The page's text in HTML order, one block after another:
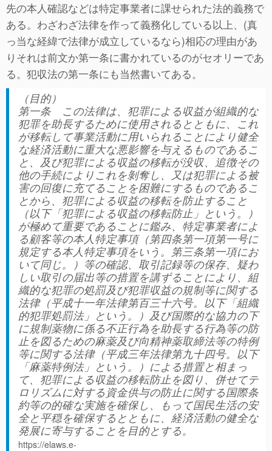
先の本人確認などは特定事業者に課せられた法的義務で
ある。わざわざ法律を作って義務化している以上、(真
っ当な経緯で法律が成立しているなら)相応の理由があ
りそれは前文か第一条に書かれているのがセオリーであ
る。犯収法の第一条にも当然書いてある。
（目的）
第一条 この法律は、犯罪による収益が組織的な
犯罪を助長するために使用されるとともに、これ
が移転して事業活動に用いられることにより健全
な経済活動に重大な悪影響を与えるものであるこ
と、及び犯罪による収益の移転が没収、追徴その
他の手続によりこれを剝奪し、又は犯罪による被
害の回復に充てることを困難にするものであるこ
とから、犯罪による収益の移転を防止すること
（以下「犯罪による収益の移転防止」という。）
が極めて重要であることに鑑み、特定事業者によ
る顧客等の本人特定事項（第四条第一項第一号に
規定する本人特定事項をいう。第三条第一項にお
いて同じ。）等の確認、取引記録等の保存、疑わ
しい取引の届出等の措置を講ずることにより、組
織的な犯罪の処罰及び犯罪収益の規制等に関する
法律（平成十一年法律第百三十六号。以下「組織
的犯罪処罰法」という。）及び国際的な協力の下
に規制薬物に係る不正行為を助長する行為等の防
止を図るための麻薬及び向精神薬取締法等の特例
等に関する法律（平成三年法律第九十四号。以下
「麻薬特例法」という。）による措置と相まっ
て、犯罪による収益の移転防止を図り、併せてテ
ロリズムに対する資金供与の防止に関する国際条
約等の的確な実施を確保し、もって国民生活の安
全と平穏を確保するとともに、経済活動の健全な
発展に寄与することを目的とする。
https://elaws.e-